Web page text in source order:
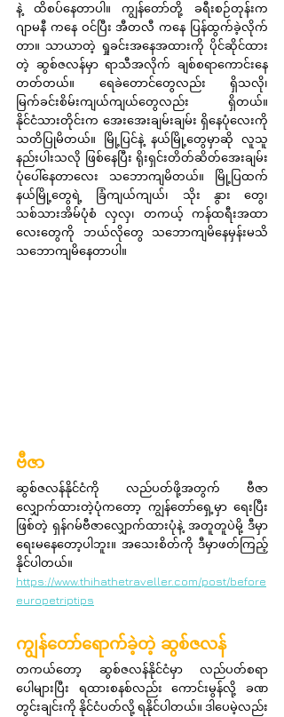
နဲ့ ထိစပ်နေတာပါ။ ကျွန်တော်တို့ ခရီးစဉ်တုန်းက
ဂျာမနီ ကနေ ဝင်ပြီး အီတလီ ကနေ ပြန်ထွက်ခဲ့လိုက်
တာ။ သာယာတဲ့ ရှုခင်းအနေအထားကို ပိုင်ဆိုင်ထား
တဲ့ ဆွစ်ဇလန်မှာ ရာသီအလိုက် ချစ်စရာကောင်းနေ
တတ်တယ်။ ရေခဲတောင်တွေလည်း ရှိသလို၊
မြက်ခင်းစိမ်းကျယ်ကျယ်တွေလည်း ရှိတယ်။
နိုင်ငံသားတိုင်းက အေးအေးချမ်းချမ်း ရှိနေပုံလေးကို
သတိပြုမိတယ်။ မြို့ပြင်နဲ့ နယ်မြို့တွေမှာဆို လူသူ
နည်းပါးသလို ဖြစ်နေပြီး ရိုးရှင်းတိတ်ဆိတ်အေးချမ်း
ပုံပေါ်နေတာလေး သဘောကျမိတယ်။ မြို့ပြထက်
နယ်မြို့တွေရဲ့ ခြံကျယ်ကျယ်၊ သိုး နွား တွေ၊
သစ်သားအိမ်ပုံစံ လှလှ၊ တကယ့် ကန်ထရီးအထာ
လေးတွေကို ဘယ်လိုတွေ သဘောကျမိနေမှန်းမသိ
သဘောကျမိနေတာပါ။
ဗီဇာ
ဆွစ်ဇလန်နိုင်ငံကို လည်ပတ်ဖို့အတွက် ဗီဇာ
လျှောက်ထားတဲ့ပုံကတော့ ကျွန်တော်ရှေ့မှာ ရေးပြီး
ဖြစ်တဲ့ ရှန်ဂမ်ဗီဇာလျှောက်ထားပုံနဲ့ အတူတူပဲမို့ ဒီမှာ
ရေးမနေတော့ပါဘူး။ အသေးစိတ်ကို ဒီမှာဖတ်ကြည့်
နိုင်ပါတယ်။
https://www.thihathetraveller.com/post/before
europetriptips
ကျွန်တော်ရောက်ခဲ့တဲ့ ဆွစ်ဇလန်
တကယ်တော့ ဆွစ်ဇလန်နိုင်ငံမှာ လည်ပတ်စရာ
ပေါများပြီး ရထားစနစ်လည်း ကောင်းမွန်လို့ ခဏ
တွင်းချင်းကို နိုင်ငံပတ်လို့ ရနိုင်ပါတယ်။ ဒါပေမဲ့လည်း